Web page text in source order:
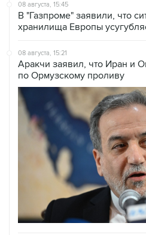
08 августа, 15:45
В "Газпроме" заявили, что
хранилища Европы
08 августа, 15:21
Аракчи заявил, что Иран и
по Ормузскому проливу